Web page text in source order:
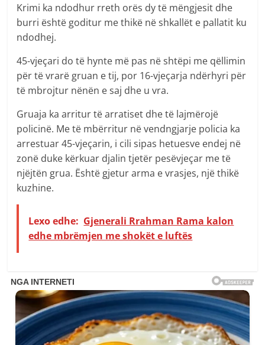
Krimi ka ndodhur rreth orës dy të mëngjesit dhe
burri është goditur me thikë në shkallët e pallatit ku
ndodhej.
45-vjeçari do të hynte më pas në shtëpi me qëllimin
për të vrarë gruan e tij, por 16-vjeçarja ndërhyri për
të mbrojtur nënën e saj dhe u vra.
Gruaja ka arritur të arratiset dhe të lajmërojë
policinë. Me të mbërritur në vendngjarje policia ka
arrestuar 45-vjeçarin, i cili sipas hetuesve endej në
zonë duke kërkuar djalin tjetër pesëvjeçar me të
njëjtën grua. Është gjetur arma e vrasjes, një thikë
kuzhine.
Lexo edhe: Gjenerali Rrahman Rama kalon
edhe mbrëmjen me shokët e luftës